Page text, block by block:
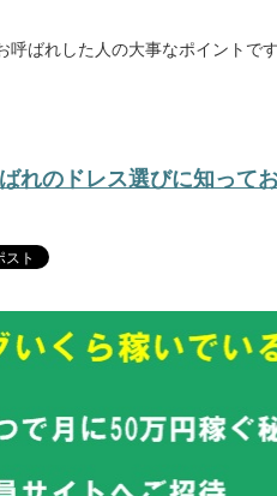
呼ばれした人の大事なポイントで
れのドレス選びに知って